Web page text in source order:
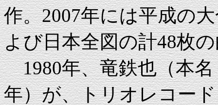
作。2007年には平成の
よび日本全図の計48枚
1980年、竜鉄也（本名
年）が、トリオレコー